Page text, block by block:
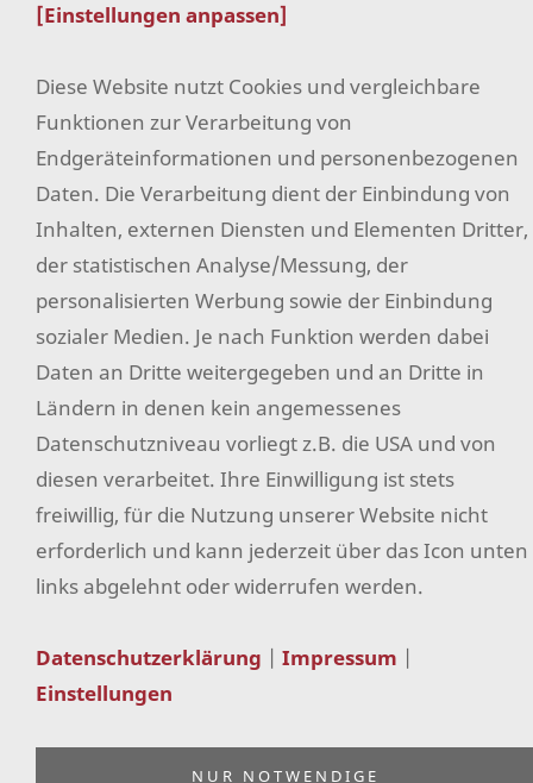
Widerrufsformular
Instagram
Pinterest
[Einstellungen anpassen]
Diese Website nutzt Cookies und vergleichbare
Funktionen zur Verarbeitung von
Endgeräteinformationen und personenbezogenen
Daten. Die Verarbeitung dient der Einbindung von
Inhalten, externen Diensten und Elementen Dritter,
der statistischen Analyse/Messung, der
personalisierten Werbung sowie der Einbindung
sozialer Medien. Je nach Funktion werden dabei
Daten an Dritte weitergegeben und an Dritte in
Ländern in denen kein angemessenes
Datenschutzniveau vorliegt z.B. die USA und von
diesen verarbeitet. Ihre Einwilligung ist stets
freiwillig, für die Nutzung unserer Website nicht
erforderlich und kann jederzeit über das Icon unten
links abgelehnt oder widerrufen werden.
Datenschutzerklärung | Impressum |
Einstellungen
NUR NOTWENDIGE